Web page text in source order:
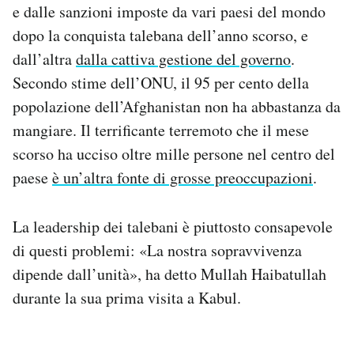
e dalle sanzioni imposte da vari paesi del mondo
dopo la conquista talebana dell’anno scorso, e
dall’altradalla cattiva gestione del governo.
Secondo stime dell’ONU, il 95 per cento della
popolazione dell’Afghanistan non ha abbastanza da
mangiare. Il terrificante terremoto che il mese
scorso ha ucciso oltre mille persone nel centro del
paeseè un’altra fonte di grosse preoccupazioni.
La leadership dei talebani è piuttosto consapevole
di questi problemi: «La nostra sopravvivenza
dipende dall’unità», ha detto Mullah Haibatullah
durante la sua prima visita a Kabul.